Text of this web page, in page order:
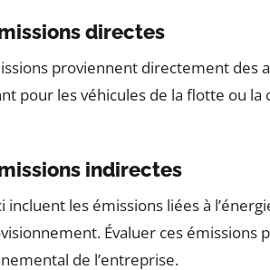
directes
proviennent directement des
pour les véhicules de la flotte ou
indirectes
incluent les émissions liées à
Évaluer ces émissions
de l’entreprise.